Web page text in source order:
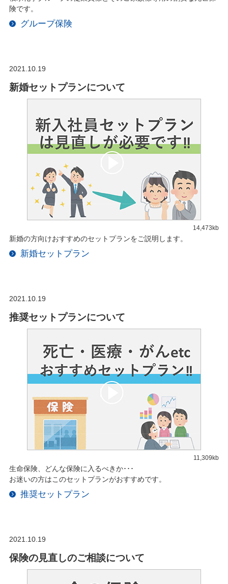
険です。
グループ保険
2021.10.19
新婚セットプランについて
14,473kb
新婚の方向けおすすめのセットプランをご説明します。
新婚セットプラン
2021.10.19
推奨セットプランについて
11,309kb
生命保険、どんな保険に入るべきか･･･
お迷いの方はこのセットプランがおすすめです。
推奨セットプラン
2021.10.19
保険の見直しのご相談について